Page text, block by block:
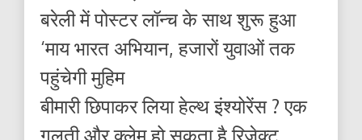
बरेली में पोस्टर लॉन्च के साथ शुरू हुआ
‘माय भारत अभियान, हजारों युवाओं तक
पहुंचेगी मुहिम
बीमारी छिपाकर लिया हेल्थ इंश्योरेंस ? एक
गलती और क्लेम हो सकता है रिजेक्ट